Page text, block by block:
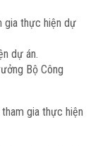
gia thực hiện dự
dự án.
Bộ Công
gia thực hiện